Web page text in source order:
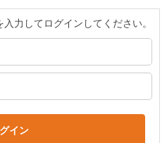
力してログインしてください。